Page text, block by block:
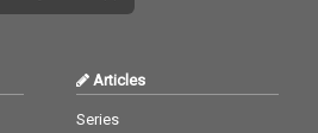
Articles
Series